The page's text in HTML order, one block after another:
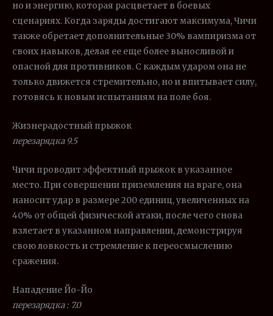
но и энергию, которая расцветает в боевых
сценариях. Когда заряды достигают максимума, Чичи
также обретает дополнительные 30% вампиризма от
своих навыков, делая ее еще более выносливой и
опасной для противников. С каждым ударом она не
только движется стремительно, но и впитывает силу,
готовясь к новым испытаниям на поле боя.
Жизнерадостный прыжок
перезарядка 9.5
Чичи проводит эффектный прыжок в указанное
место. При совершении приземления на враге, она
наносит удар в размере 200 единиц, увеличенных на
40% от общей физической атаки, после чего снова
взлетает в указанном направлении, демонстрируя
свою ловкость и стремление к переосмыслению
сражения.
Нападение Йо-Йо
перезарядка : 7.0